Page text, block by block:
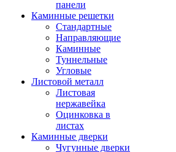
панели
Каминные решетки
Стандартные
Направляющие
Каминные
Туннельные
Угловые
Листовой металл
Листовая
нержавейка
Оцинковка в
листах
Каминные дверки
Чугунные дверки